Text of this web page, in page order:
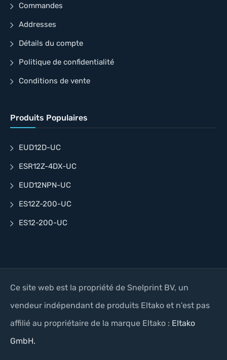
Commandes
Addresses
Détails du compte
Politique de confidentialité
Conditions de vente
Produits Populaires
EUD12D-UC
ESR12Z-4DX-UC
EUD12NPN-UC
ES12Z-200-UC
ES12-200-UC
Ce site web est la propriété de Snelprint BV, un
vendeur indépendant de produits Eltako et n'est pas
affilié au propriétaire de la marque Eltako : Eltako
GmbH.